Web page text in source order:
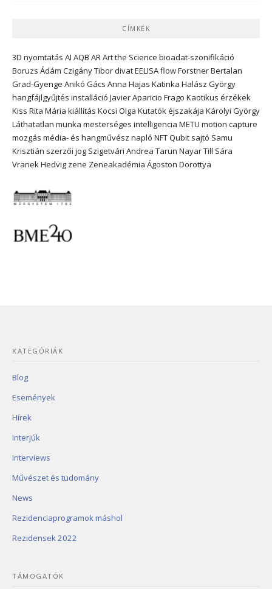
CÍMKÉK
3D nyomtatás AI AQB ARArt the Science bioadat-szonifikáció
Boruzs Ádám Czigány TibordivatEELISAflowForstner Bertalan
Grad-Gyenge Anikó Gács Anna Hajas Katinka Halász György
hangfájlgyűjtés installáció Javier Aparicio Frago Kaotikus érzékek
Kiss Rita Mária kiállítás Kocsi Olga Kutatók éjszakája Károlyi György
Láthatatlan munka mesterséges intelligencia METU motion capture
mozgás média- és hangművész napló NFTQubit sajtó Samu
Krisztián szerzői jog Szigetvári Andrea Tarun NayarTill Sára
Vranek Hedvig zene Zeneakadémia Ágoston Dorottya
KATEGÓRIÁK
Blog
Események
Hírek
Interjúk
Interviews
Művészet és tudomány
News
Rezidenciaprogramok máshol
Rezidensek 2022
TÁMOGATÓK